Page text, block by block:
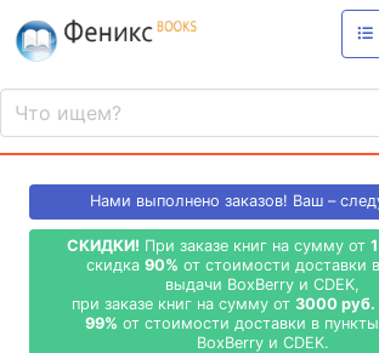
Нами выполнено заказов! Ваш –
СКИДКИ! При заказе книг на сумму от
скидка 90% от стоимости доставки
выдачи BoxBerry и CDEK,
при заказе книг на сумму от 3000 руб.
99% от стоимости доставки в
BoxBerry и CDEK.